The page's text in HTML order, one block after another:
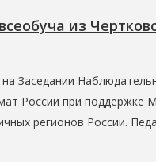
из
Заседании
России при поддержке
регионов России.